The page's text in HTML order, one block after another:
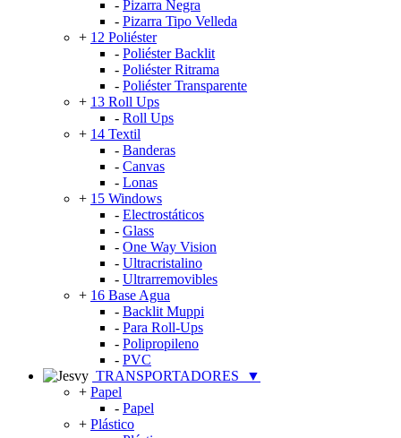
- Pizarra Negra
- Pizarra Tipo Velleda
+ 12 Poliéster
- Poliéster Backlit
- Poliéster Ritrama
- Poliéster Transparente
+ 13 Roll Ups
- Roll Ups
+ 14 Textil
- Banderas
- Canvas
- Lonas
+ 15 Windows
- Electrostáticos
- Glass
- One Way Vision
- Ultracristalino
- Ultrarremovibles
+ 16 Base Agua
- Backlit Muppi
- Para Roll-Ups
- Polipropileno
- PVC
TRANSPORTADORES
▼
+ Papel
- Papel
+ Plástico